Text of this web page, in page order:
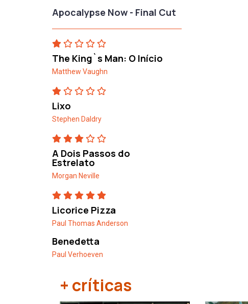
Apocalypse Now - Final Cut
The King`s Man: O Início
Matthew Vaughn
Lixo
Stephen Daldry
A Dois Passos do
Estrelato
Morgan Neville
Licorice Pizza
Paul Thomas Anderson
Benedetta
Paul Verhoeven
+ críticas